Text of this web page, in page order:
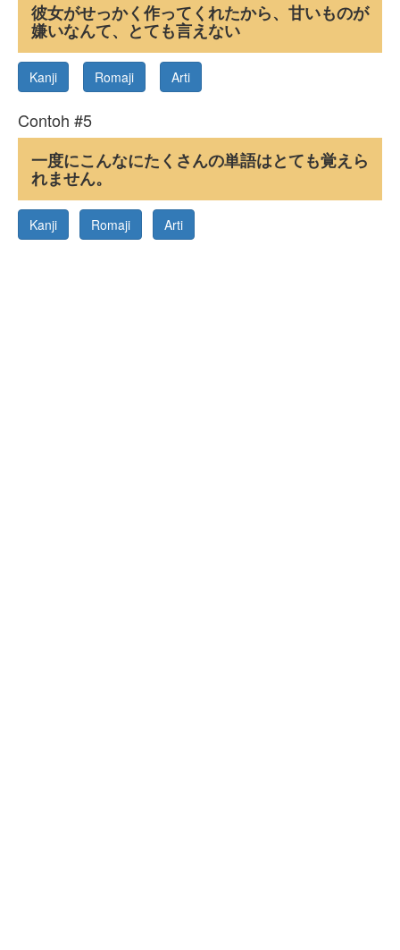
彼女がせっかく作ってくれたから、甘いものが
嫌いなんて、とても言えない
Kanji Romaji Arti
Contoh #5
一度にこんなにたくさんの単語はとても覚えら
れません。
Kanji Romaji Arti